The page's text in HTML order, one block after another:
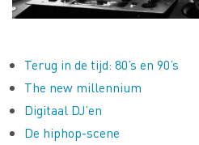
Terug in de tijd: 80’s en 90’s
The new millennium
Digitaal DJ’en
De hiphop-scene